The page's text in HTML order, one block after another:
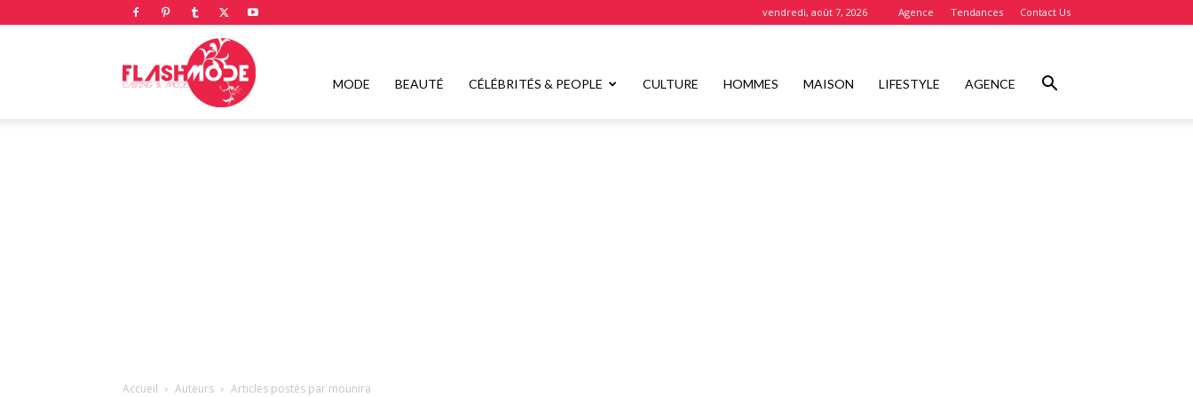
vendredi, août 7, 2026 Agence Tendances Contact Us
Flashmode
MODE BEAUTÉ CÉLÉBRITÉS & PEOPLE CULTURE HOMMES MAISON LIFESTYLE AGENCE
Accueil Auteurs Articles postés par mounira